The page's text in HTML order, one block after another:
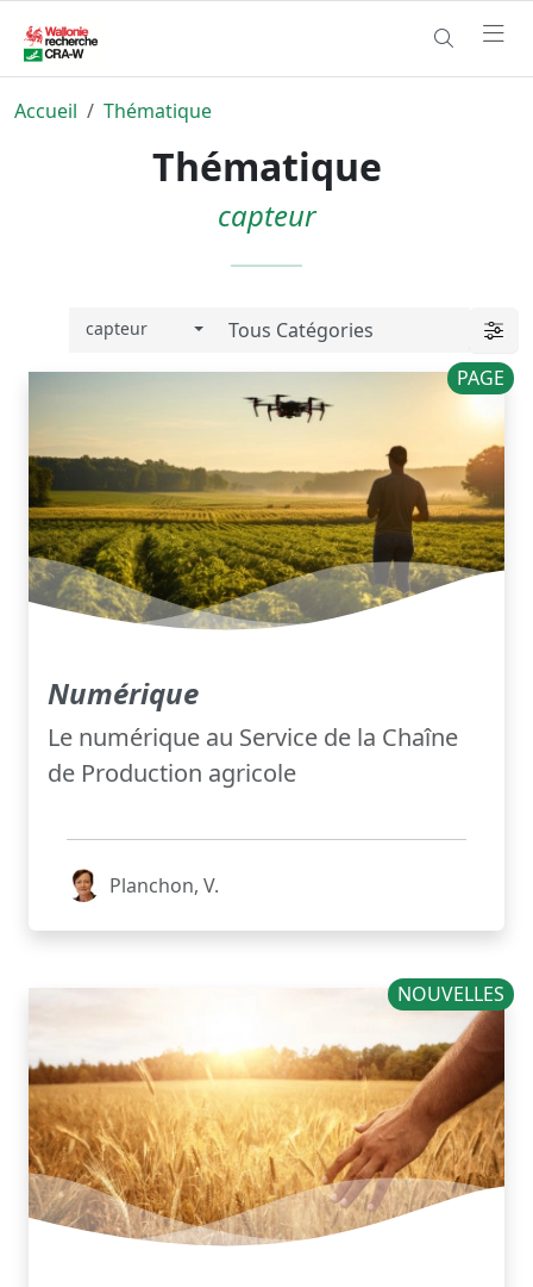
Accueil Thématique
Thématique
capteur
capteur
PAGE
Numérique
Le numérique au Service de la Chaîne
de Production agricole
Planchon, V.
NOUVELLES